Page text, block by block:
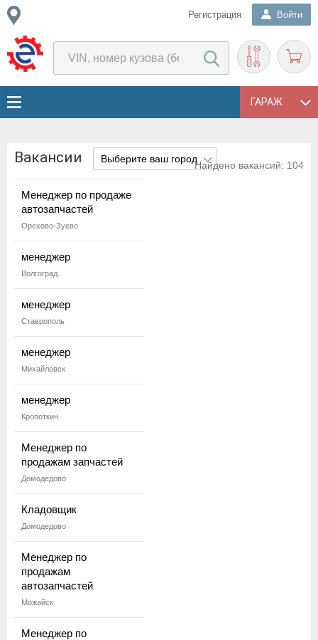
Регистрация Войти
ГАРАЖ
Вакансии
Менеджер по продаже
автозапчастей
Орехово-Зуево
менеджер
Волгоград
менеджер
Ставрополь
менеджер
Михайловск
менеджер
Кропоткин
Менеджер по
продажам запчастей
Домодедово
Кладовщик
Домодедово
Менеджер по
продажам
автозапчастей
Можайск
Менеджер по
Найдено вакансий: 104